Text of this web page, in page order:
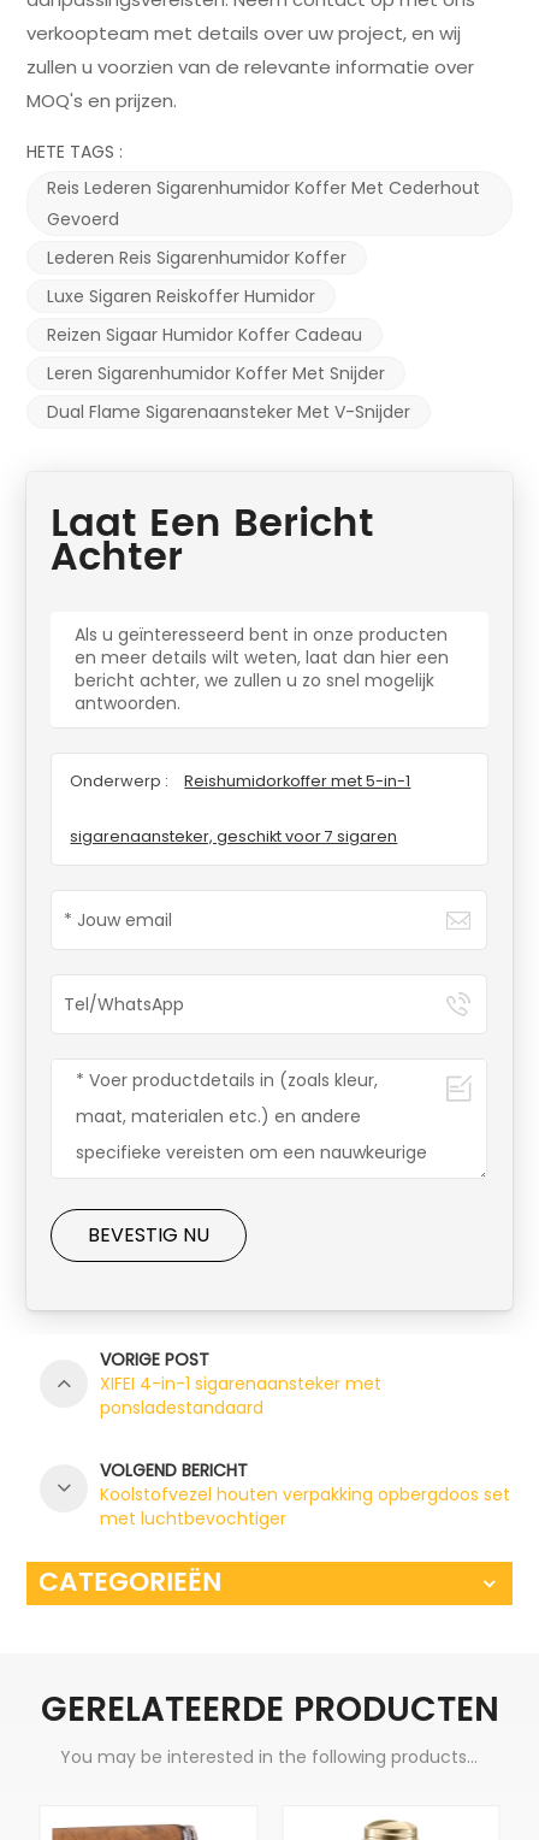
verkoopteam met details over uw project, en wij
zullen u voorzien van de relevante informatie over
MOQ's en prijzen.
HETE TAGS :
Reis Lederen Sigarenhumidor Koffer Met Cederhout
Gevoerd
Lederen Reis Sigarenhumidor Koffer
Luxe Sigaren Reiskoffer Humidor
Reizen Sigaar Humidor Koffer Cadeau
Leren Sigarenhumidor Koffer Met Snijder
Dual Flame Sigarenaansteker Met V-Snijder
Laat Een Bericht
Achter
Als u geïnteresseerd bent in onze producten
en meer details wilt weten, laat dan hier een
bericht achter, we zullen u zo snel mogelijk
antwoorden.
Onderwerp : Reishumidorkoffer met 5-in-1
sigarenaansteker, geschikt voor 7 sigaren
BEVESTIG NU
VORIGE POST
XIFEI 4-in-1 sigarenaansteker met
ponsladestandaard
VOLGEND BERICHT
Koolstofvezel houten verpakking opbergdoos set
met luchtbevochtiger
CATEGORIEËN
GERELATEERDE PRODUCTEN
You may be interested in the following products...